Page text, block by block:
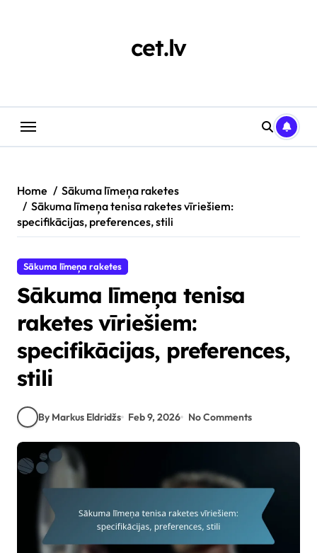
cet.lv
Home
Sākuma līmeņa raketes
Sākuma līmeņa tenisa raketes vīriešiem:
specifikācijas, preferences, stili
Sākuma līmeņa raketes
Sākuma līmeņa tenisa
raketes vīriešiem:
specifikācijas, preferences,
stili
By Markus Eldridžs Feb 9, 2026 No Comments